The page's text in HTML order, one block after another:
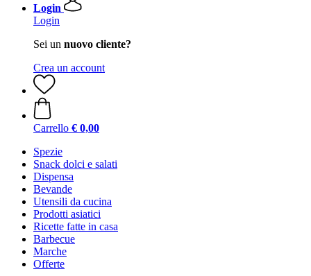
Login
Login
Sei un nuovo cliente?
Crea un account
Carrello € 0,00
Spezie
Snack dolci e salati
Dispensa
Bevande
Utensili da cucina
Prodotti asiatici
Ricette fatte in casa
Barbecue
Marche
Offerte